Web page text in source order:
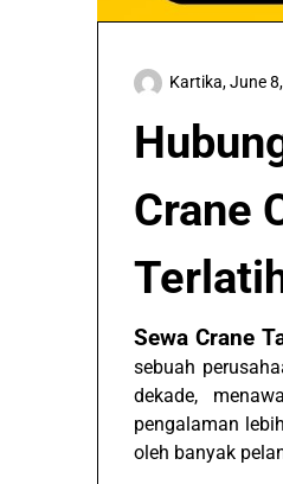
Crane
Kartika,June
Sewa Crane
sebuah
dekade,
pengalaman
oleh banyak